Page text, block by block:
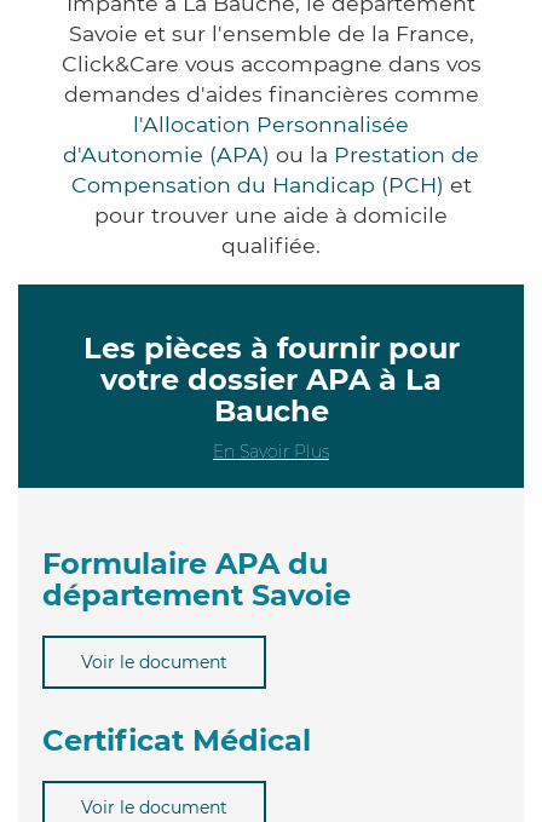
Savoie et sur l'ensemble de la France,
Click&Care vous accompagne dans vos
demandes d'aides financières comme
l'Allocation Personnalisée
d'Autonomie (APA) ou la Prestation de
Compensation du Handicap (PCH) et
pour trouver une aide à domicile
qualifiée.
Les pièces à fournir pour
votre dossier APA à La
Bauche
En Savoir Plus
Formulaire APA du
département Savoie
Voir le document
Certificat Médical
Voir le document